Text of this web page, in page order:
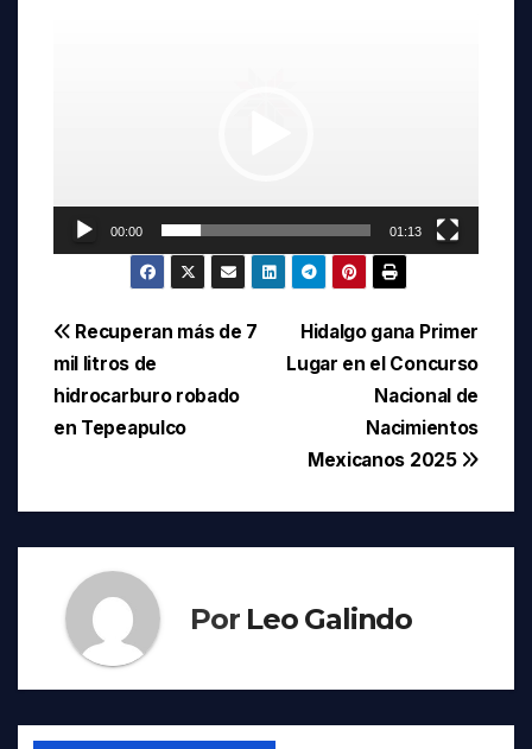
00:00 01:13
Navegación
de
entradas
Hidalgo gana Primer
Lugar en el Concurso
Nacional de
Nacimientos
Mexicanos 2025
Recuperan más de 7
mil litros de
hidrocarburo robado
en Tepeapulco
Por Leo Galindo